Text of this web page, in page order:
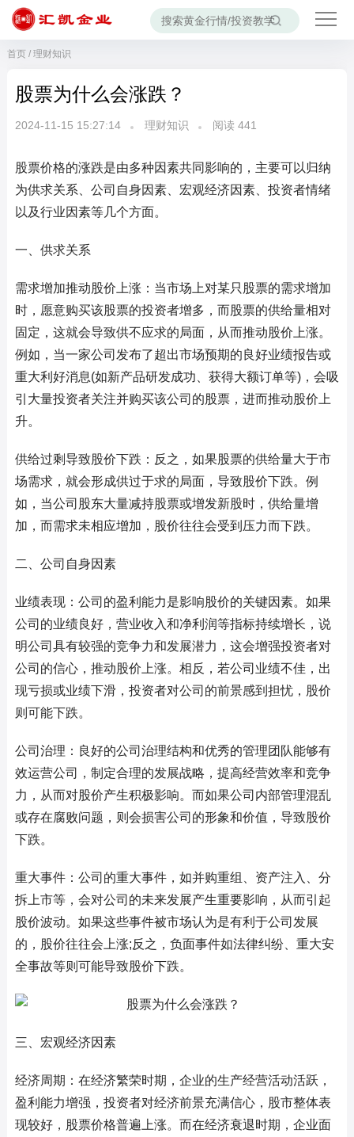
首页/ 理财知识
股票为什么会涨跌？
2024-11-15 15:27:14 理财知识 阅读 441
股票价格的涨跌是由多种因素共同影响的，主要可以归纳
为供求关系、公司自身因素、宏观经济因素、投资者情绪
以及行业因素等几个方面。
一、供求关系
需求增加推动股价上涨：当市场上对某只股票的需求增加
时，愿意购买该股票的投资者增多，而股票的供给量相对
固定，这就会导致供不应求的局面，从而推动股价上涨。
例如，当一家公司发布了超出市场预期的良好业绩报告或
重大利好消息(如新产品研发成功、获得大额订单等)，会吸
引大量投资者关注并购买该公司的股票，进而推动股价上
升。
供给过剩导致股价下跌：反之，如果股票的供给量大于市
场需求，就会形成供过于求的局面，导致股价下跌。例
如，当公司股东大量减持股票或增发新股时，供给量增
加，而需求未相应增加，股价往往会受到压力而下跌。
二、公司自身因素
业绩表现：公司的盈利能力是影响股价的关键因素。如果
公司的业绩良好，营业收入和净利润等指标持续增长，说
明公司具有较强的竞争力和发展潜力，这会增强投资者对
公司的信心，推动股价上涨。相反，若公司业绩不佳，出
现亏损或业绩下滑，投资者对公司的前景感到担忧，股价
则可能下跌。
公司治理：良好的公司治理结构和优秀的管理团队能够有
效运营公司，制定合理的发展战略，提高经营效率和竞争
力，从而对股价产生积极影响。而如果公司内部管理混乱
或存在腐败问题，则会损害公司的形象和价值，导致股价
下跌。
重大事件：公司的重大事件，如并购重组、资产注入、分
拆上市等，会对公司的未来发展产生重要影响，从而引起
股价波动。如果这些事件被市场认为是有利于公司发展
的，股价往往会上涨;反之，负面事件如法律纠纷、重大安
全事故等则可能导致股价下跌。
三、宏观经济因素
经济周期：在经济繁荣时期，企业的生产经营活动活跃，
盈利能力增强，投资者对经济前景充满信心，股市整体表
现较好，股票价格普遍上涨。而在经济衰退时期，企业面